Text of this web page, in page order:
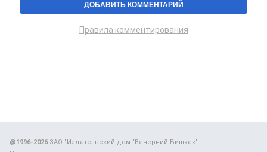
Правила комментирования
@1996-2026ЗАО "Издательский дом "Вечерний Бишкек"